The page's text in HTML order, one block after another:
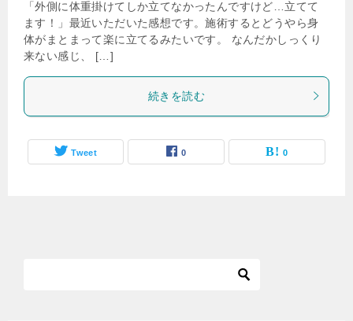
「外側に体重掛けてしか立てなかったんですけど…立てて
ます！」最近いただいた感想です。施術するとどうやら身
体がまとまって楽に立てるみたいです。 なんだかしっくり
来ない感じ、 […]
続きを読む
Tweet 0 0